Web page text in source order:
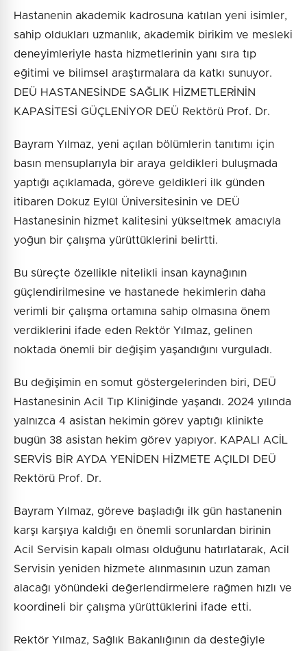
Hastanenin akademik kadrosuna katılan yeni isimler,
sahip oldukları uzmanlık, akademik birikim ve mesleki
deneyimleriyle hasta hizmetlerinin yanı sıra tıp
eğitimi ve bilimsel araştırmalara da katkı sunuyor.
DEÜ HASTANESİNDE SAĞLIK HİZMETLERİNİN
KAPASİTESİ GÜÇLENİYOR DEÜ Rektörü Prof. Dr.
Bayram Yılmaz, yeni açılan bölümlerin tanıtımı için
basın mensuplarıyla bir araya geldikleri buluşmada
yaptığı açıklamada, göreve geldikleri ilk günden
itibaren Dokuz Eylül Üniversitesinin ve DEÜ
Hastanesinin hizmet kalitesini yükseltmek amacıyla
yoğun bir çalışma yürüttüklerini belirtti.
Bu süreçte özellikle nitelikli insan kaynağının
güçlendirilmesine ve hastanede hekimlerin daha
verimli bir çalışma ortamına sahip olmasına önem
verdiklerini ifade eden Rektör Yılmaz, gelinen
noktada önemli bir değişim yaşandığını vurguladı.
Bu değişimin en somut göstergelerinden biri, DEÜ
Hastanesinin Acil Tıp Kliniğinde yaşandı. 2024 yılında
yalnızca 4 asistan hekimin görev yaptığı klinikte
bugün 38 asistan hekim görev yapıyor. KAPALI ACİL
SERVİS BİR AYDA YENİDEN HİZMETE AÇILDI DEÜ
Rektörü Prof. Dr.
Bayram Yılmaz, göreve başladığı ilk gün hastanenin
karşı karşıya kaldığı en önemli sorunlardan birinin
Acil Servisin kapalı olması olduğunu hatırlatarak, Acil
Servisin yeniden hizmete alınmasının uzun zaman
alacağı yönündeki değerlendirmelere rağmen hızlı ve
koordineli bir çalışma yürüttüklerini ifade etti.
Rektör Yılmaz, Sağlık Bakanlığının da desteğiyle